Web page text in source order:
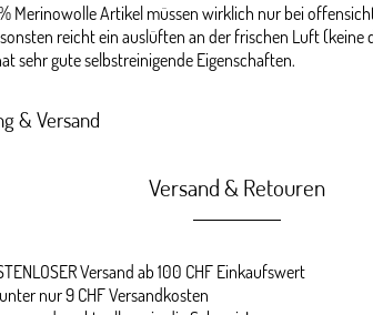
Merinowolle Artikel müssen wirklich nur bei
reicht ein auslüften an der frischen Luft (keine
sehr gute selbstreinigende Eigenschaften.
& Versand
Versand & Retouren
Versand ab 100 CHF Einkaufswert
nur 9 CHF Versandkosten